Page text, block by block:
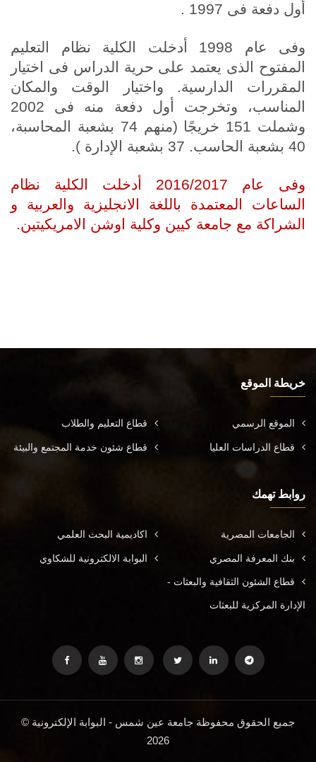
أول دفعة فى 1997 .
وفى عام 1998 أدخلت الكلية نظام التعليم
المفتوح الذى يعتمد على حرية الدراس فى اختيار
المقررات الدارسية. واختيار الوقت والمكان
المناسب، وتخرجت أول دفعة منه فى 2002
وشملت 151 خريجًا (منهم 74 بشعبة المحاسبة،
40 بشعبة الحاسب. 37 بشعبة الإدارة ).
وفى عام 2016/2017 أدخلت الكلية نظام
الساعات المعتمدة باللغة الانجليزية والعربية و
الشراكة مع جامعة كيين وكلية اوشن الامريكيتين.
خريطة الموقع
الموقع الرسمي قطاع التعليم والطلاب
قطاع الدراسات العليا قطاع شئون خدمة المجتمع والبيئة
روابط تهمك
الجامعات المصرية اكاديمية البحث العلمي
بنك المعرفة المصري البوابة الالكترونية للشكاوي
قطاع الشئون الثقافية والبعثات -
الإدارة المركزية للبعثات
جميع الحقوق محفوظة جامعة عين شمس - البوابة الإلكترونية ©
2026